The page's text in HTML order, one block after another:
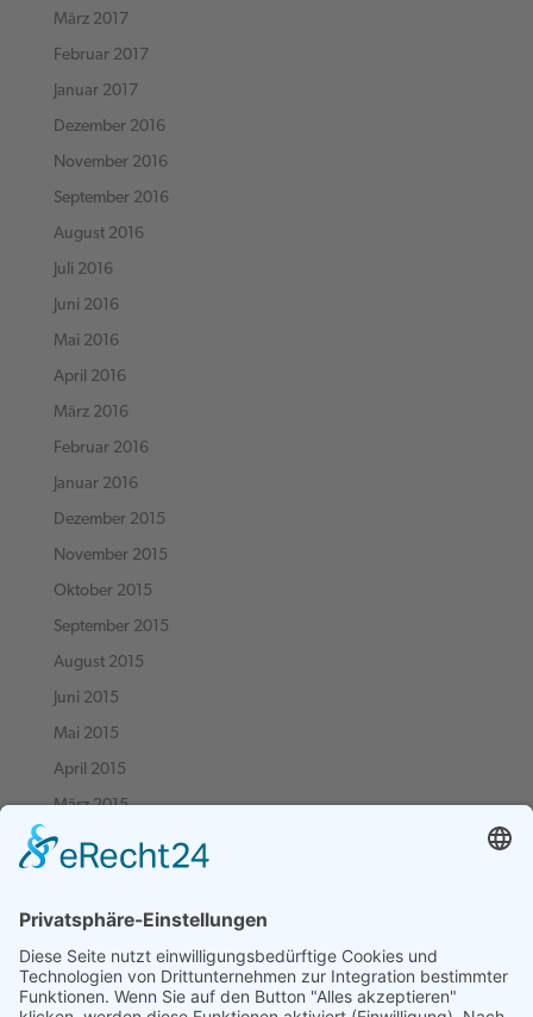
März 2017
Februar 2017
Januar 2017
Dezember 2016
November 2016
September 2016
August 2016
Juli 2016
Juni 2016
Mai 2016
April 2016
März 2016
Februar 2016
Januar 2016
Dezember 2015
November 2015
Oktober 2015
September 2015
August 2015
Juni 2015
Mai 2015
April 2015
März 2015
Februar 2015
Dezember 2014
November 2014
Oktober 2014